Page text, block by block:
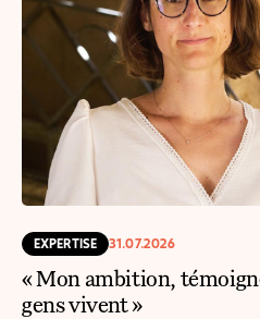
EXPERTISE 31.07.2026
« Mon ambition,
gens vivent »